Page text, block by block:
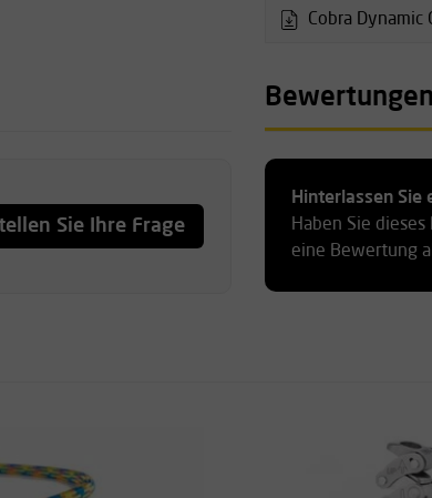
Cobra
Sie Ihre Frage
Hinterlassen Sie
Haben Sie
eine Bewertung